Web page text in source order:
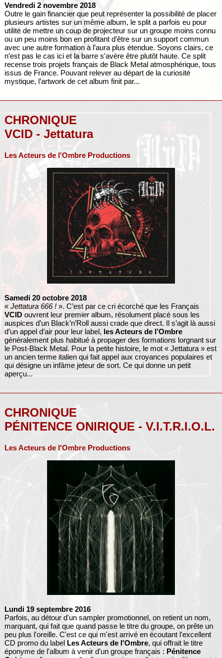
Vendredi 2 novembre 2018
Outre le gain financier que peut représenter la possibilité de placer
plusieurs artistes sur un même album, le split a parfois eu pour
utilité de mettre un coup de projecteur sur un groupe moins connu
ou un peu moins bon en profitant d’être sur un support commun
avec une autre formation à l’aura plus étendue. Soyons clairs, ce
n’est pas le cas ici et la barre s'avère être plutôt haute. Ce split
recense trois projets français de Black Metal atmosphérique, tous
issus de France. Pouvant relever au départ de la curiosité
mystique, l’artwork de cet album finit par...
CHRONIQUE
VCID - Jettatura
Les Acteurs de l'Ombre Productions
Samedi 20 octobre 2018
« Jettatura 666 !». C’est par ce cri écorché que les Français
VCIDouvrent leur premier album, résolument placé sous les
auspices d’un Black’n’Roll aussi crade que direct. Il s’agit là aussi
d’un appel d’air pour leur label, les Acteurs de l’Ombre
généralement plus habitué à propager des formations lorgnant sur
le Post-Black Metal. Pour la petite histoire, le mot « Jettatura » est
un ancien terme italien qui fait appel aux croyances populaires et
qui désigne un infâme jeteur de sort. Ce qui donne un petit
aperçu...
CHRONIQUE
PÉNITENCE ONIRIQUE - V.I.T.R.I.O.L.
Les Acteurs de l'Ombre Productions
Lundi 19 septembre 2016
Parfois, au détour d'un sampler promotionnel, on retient un nom,
marquant, qui fait que quand passe le titre du groupe, on prête un
peu plus l'oreille. C'est ce qui m'est arrivé en écoutant l'excellent
CD promo du label Les Acteurs de l'Ombre, qui offrait le titre
éponyme de l'album à venir d'un groupe français : Pénitence